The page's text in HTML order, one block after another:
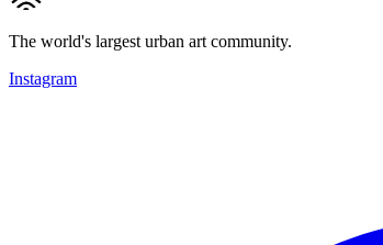
The world's largest urban art community.
Instagram